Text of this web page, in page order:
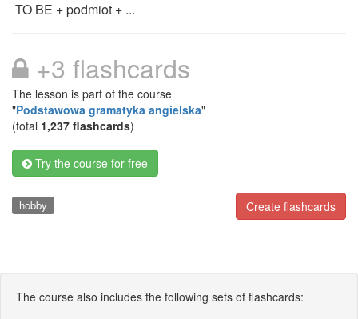
TO BE + podmiot + ...
+3 flashcards
The lesson is part of the course
"Podstawowa gramatyka angielska"
(total 1,237 flashcards)
Try the course for free
Create flashcards
hobby
The course also includes the following sets of flashcards: